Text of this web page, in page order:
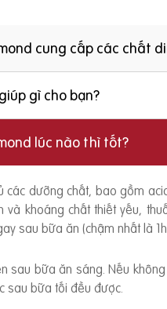
cung cấp các chất
gì cho bạn?
lúc nào thì tốt?
các dưỡng chất, bao gồm
và khoáng chất thiết yếu,
sau bữa ăn (chậm nhất là
sau bữa ăn sáng. Nếu
sau bữa tối đều được.